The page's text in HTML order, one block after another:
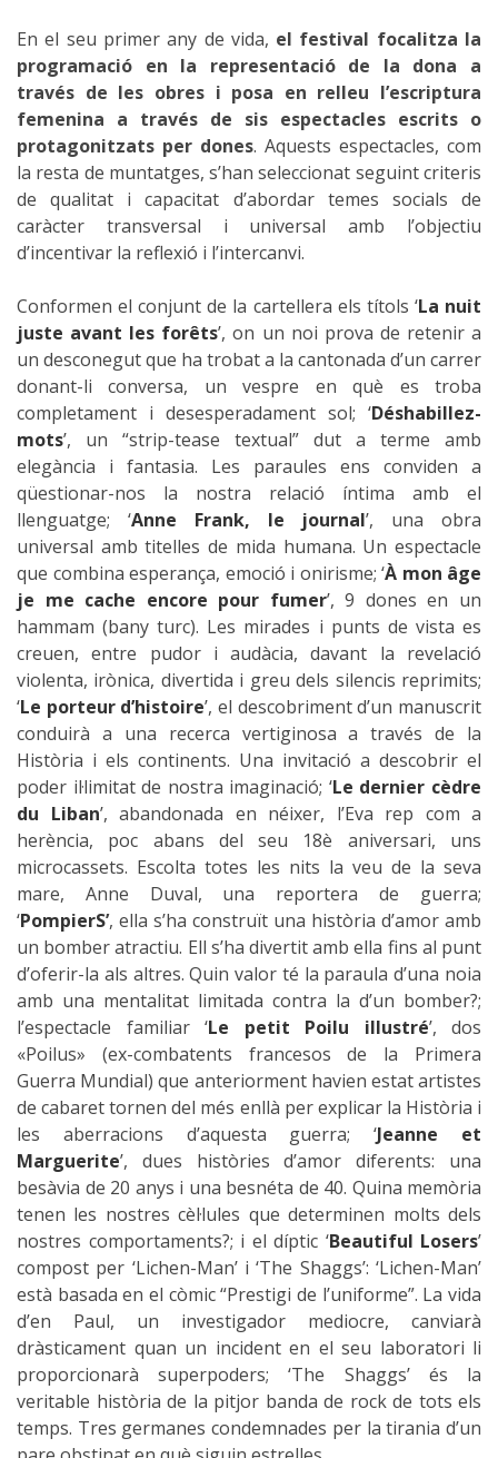
En el seu primer any de vida, el festival focalitza la
programació en la representació de la dona a
través de les obres i posa en relleu l’escriptura
femenina a través de sis espectacles escrits o
protagonitzats per dones. Aquests espectacles, com
la resta de muntatges, s’han seleccionat seguint criteris
de qualitat i capacitat d’abordar temes socials de
caràcter transversal i universal amb l’objectiu
d’incentivar la reflexió i l’intercanvi.
Conformen el conjunt de la cartellera els títols ‘La nuit
juste avant les forêts’, on un noi prova de retenir a
un desconegut que ha trobat a la cantonada d’un carrer
donant-li conversa, un vespre en què es troba
completament i desesperadament sol; ‘Déshabillez-
mots’, un “strip-tease textual” dut a terme amb
elegància i fantasia. Les paraules ens conviden a
qüestionar-nos la nostra relació íntima amb el
llenguatge; ‘Anne Frank, le journal’, una obra
universal amb titelles de mida humana. Un espectacle
que combina esperança, emoció i onirisme; ‘À mon âge
je me cache encore pour fumer’, 9 dones en un
hammam (bany turc). Les mirades i punts de vista es
creuen, entre pudor i audàcia, davant la revelació
violenta, irònica, divertida i greu dels silencis reprimits;
‘Le porteur d’histoire’, el descobriment d’un manuscrit
conduirà a una recerca vertiginosa a través de la
Història i els continents. Una invitació a descobrir el
poder il·limitat de nostra imaginació; ‘Le dernier cèdre
du Liban’, abandonada en néixer, l’Eva rep com a
herència, poc abans del seu 18è aniversari, uns
microcassets. Escolta totes les nits la veu de la seva
mare, Anne Duval, una reportera de guerra;
‘PompierS’, ella s’ha construït una història d’amor amb
un bomber atractiu. Ell s’ha divertit amb ella fins al punt
d’oferir-la als altres. Quin valor té la paraula d’una noia
amb una mentalitat limitada contra la d’un bomber?;
l’espectacle familiar ‘Le petit Poilu illustré’, dos
«Poilus» (ex-combatents francesos de la Primera
Guerra Mundial) que anteriorment havien estat artistes
de cabaret tornen del més enllà per explicar la Història i
les aberracions d’aquesta guerra; ‘Jeanne et
Marguerite’, dues històries d’amor diferents: una
besàvia de 20 anys i una besnéta de 40. Quina memòria
tenen les nostres cèl·lules que determinen molts dels
nostres comportaments?; i el díptic ‘Beautiful Losers’
compost per ‘Lichen-Man’ i ‘The Shaggs’: ‘Lichen-Man’
està basada en el còmic “Prestigi de l’uniforme”. La vida
d’en Paul, un investigador mediocre, canviarà
dràsticament quan un incident en el seu laboratori li
proporcionarà superpoders; ‘The Shaggs’ és la
veritable història de la pitjor banda de rock de tots els
temps. Tres germanes condemnades per la tirania d’un